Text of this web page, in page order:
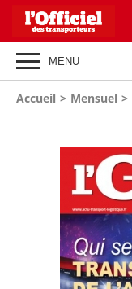
MENU
Vous
Accueil > Mensuel >